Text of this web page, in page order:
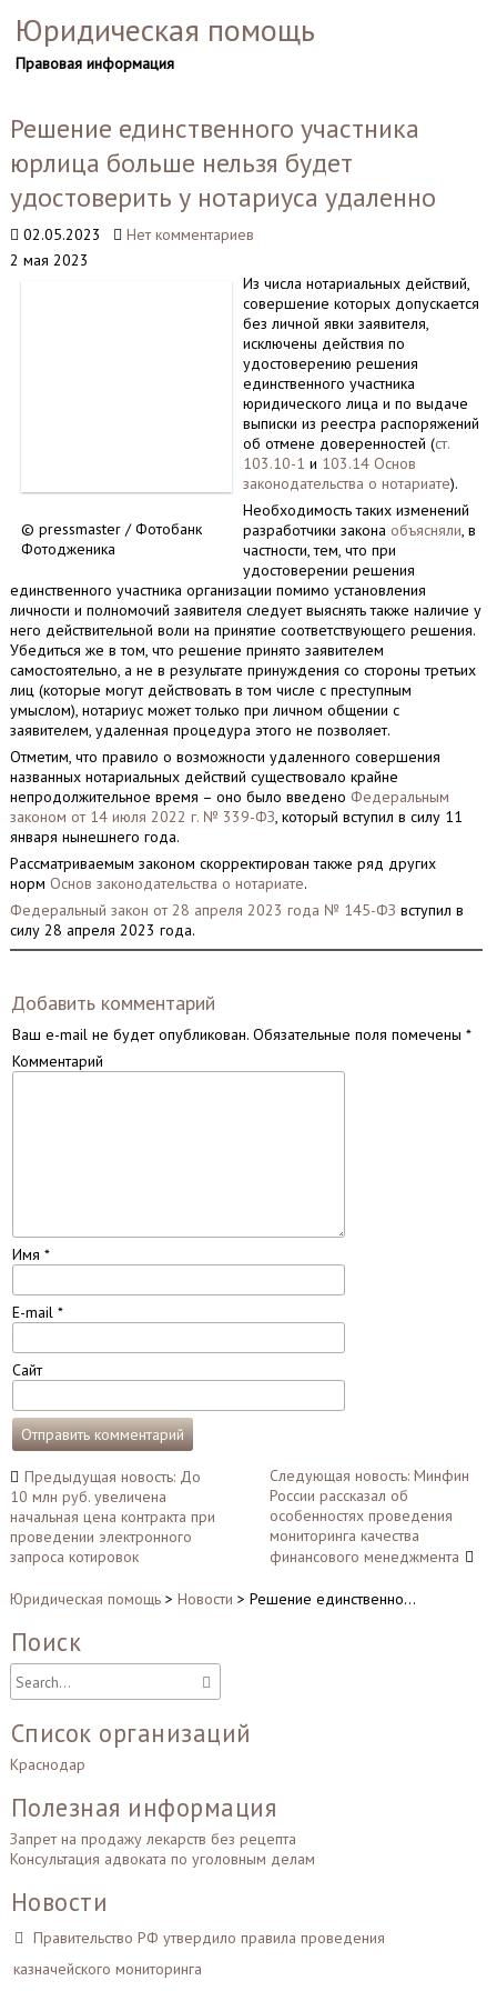
Юридическая помощь
Правовая информация
Решение единственного участника
юрлица больше нельзя будет
удостоверить у нотариуса удаленно
02.05.2023
Нет комментариев
2 мая 2023
© pressmaster / Фотобанк
Фотодженика
Из числа нотариальных действий,
совершение которых допускается
без личной явки заявителя,
исключены действия по
удостоверению решения
единственного участника
юридического лица и по выдаче
выписки из реестра распоряжений
об отмене доверенностей (ст.
103.10-1 и 103.14 Основ
законодательства о нотариате).
Необходимость таких изменений
разработчики закона объясняли, в
частности, тем, что при
удостоверении решения
единственного участника организации помимо установления
личности и полномочий заявителя следует выяснять также наличие у
него действительной воли на принятие соответствующего решения.
Убедиться же в том, что решение принято заявителем
самостоятельно, а не в результате принуждения со стороны третьих
лиц (которые могут действовать в том числе с преступным
умыслом), нотариус может только при личном общении с
заявителем, удаленная процедура этого не позволяет.
Отметим, что правило о возможности удаленного совершения
названных нотариальных действий существовало крайне
непродолжительное время – оно было введено Федеральным
законом от 14 июля 2022 г. № 339-ФЗ, который вступил в силу 11
января нынешнего года.
Рассматриваемым законом скорректирован также ряд других
норм Основ законодательства о нотариате.
Федеральный закон от 28 апреля 2023 года № 145-ФЗ вступил в
силу 28 апреля 2023 года.
Добавить комментарий
Ваш e-mail не будет опубликован.Обязательные поля помечены *
Комментарий
Имя *
E-mail *
Сайт
Навигация
по
записям
Предыдущая новость: До
10 млн руб. увеличена
начальная цена контракта при
проведении электронного
запроса котировок
Следующая новость: Минфин
России рассказал об
особенностях проведения
мониторинга качества
финансового менеджмента
Юридическая помощь> Новости > Решение единственно…
Поиск
Список организаций
Краснодар
Полезная информация
Запрет на продажу лекарств без рецепта
Консультация адвоката по уголовным делам
Новости
Правительство РФ утвердило правила проведения
казначейского мониторинга